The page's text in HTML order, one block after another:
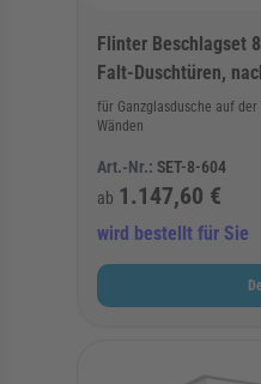
Flinter Beschlagset
Falt-Duschtüren,
für Ganzglasdusche auf
Wänden
Art.-Nr.: SET-8-604
ab 1.147,60 €
wird bestellt für Sie